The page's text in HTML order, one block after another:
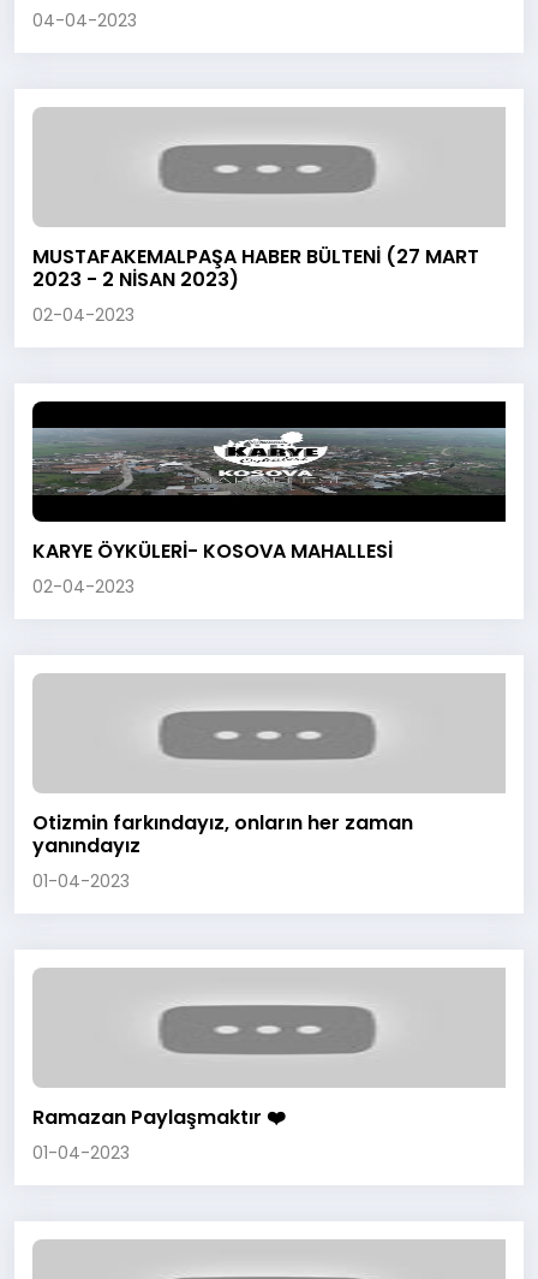
04-04-2023
MUSTAFAKEMALPAŞA HABER BÜLTENİ (27 MART
2023 - 2 NİSAN 2023)
02-04-2023
KARYE ÖYKÜLERİ- KOSOVA MAHALLESİ
02-04-2023
Otizmin farkındayız, onların her zaman
yanındayız
01-04-2023
Ramazan Paylaşmaktır ❤️
01-04-2023